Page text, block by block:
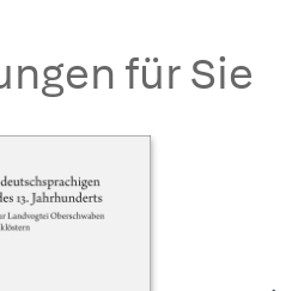
für Sie